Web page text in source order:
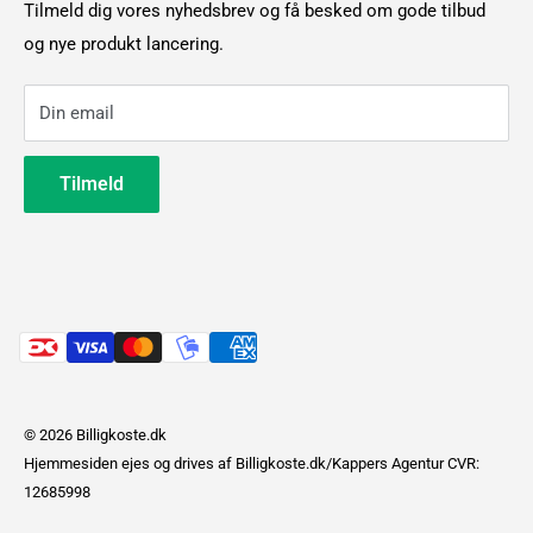
Telefon: 7550 5872
Brug af cookies
Kontakt os
Leasingforespørgsel
Tilmeld dig vores nyhedsbrev og få besked om gode tilbud
og nye produkt lancering.
Din email
Tilmeld
© 2026 Billigkoste.dk
Hjemmesiden ejes og drives af Billigkoste.dk/Kappers Agentur CVR:
12685998